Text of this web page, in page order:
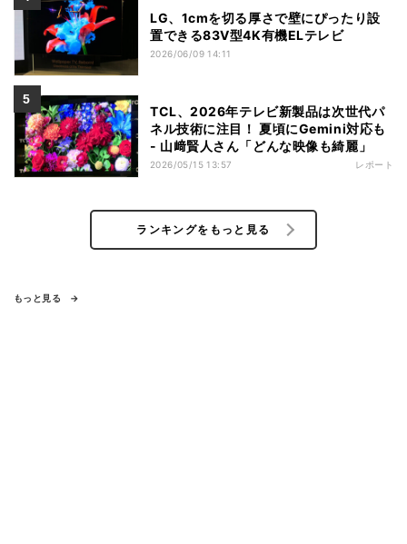
LG、1cmを切る厚さで壁にぴったり設
置できる83V型4K有機ELテレビ
2026/06/09 14:11
TCL、2026年テレビ新製品は次世代パ
ネル技術に注目！ 夏頃にGemini対応も
- 山﨑賢人さん「どんな映像も綺麗」
2026/05/15 13:57 レポート
ランキングをもっと見る
もっと見る